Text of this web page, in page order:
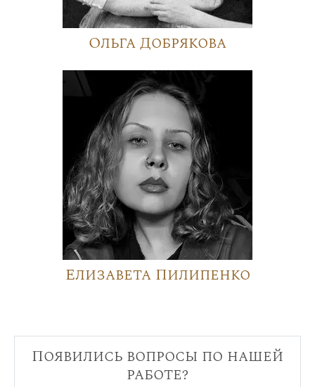
Ольга Добрякова
Елизавета Пилипенко
Появились вопросы по нашей
работе?